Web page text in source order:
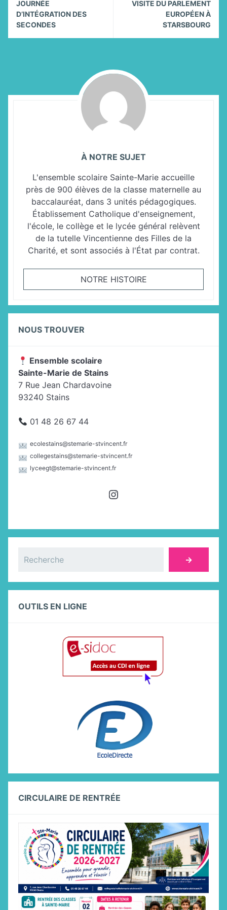
Reading
JOURNÉE
D’INTÉGRATION DES
SECONDES
VISITE DU PARLEMENT
EUROPÉEN À
STARSBOURG
À NOTRE SUJET
L'ensemble scolaire Sainte-Marie accueille
près de 900 élèves de la classe maternelle au
baccalauréat, dans 3 unités pédagogiques.
Établissement Catholique d'enseignement,
l'école, le collège et le lycée général relèvent
de la tutelle Vincentienne des Filles de la
Charité, et sont associés à l'État par contrat.
NOTRE HISTOIRE
NOUS TROUVER
Ensemble scolaire
Sainte-Marie de Stains
7 Rue Jean Chardavoine
93240 Stains
01 48 26 67 44
ecolestains@stemarie-stvincent.fr
collegestains@stemarie-stvincent.fr
lyceegt@stemarie-stvincent.fr
Instagram
→
OUTILS EN LIGNE
CIRCULAIRE DE RENTRÉE